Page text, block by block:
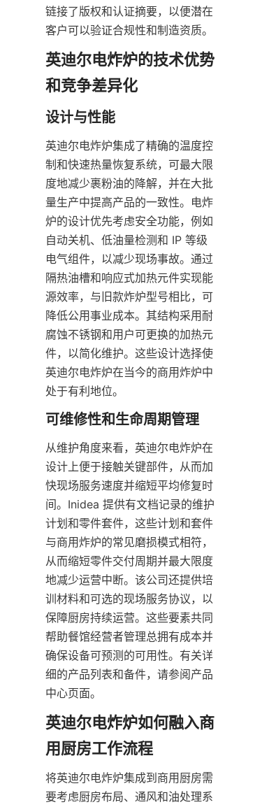
链接了版权和认证摘要，以便潜在
客户可以验证合规性和制造资质。
英迪尔电炸炉的技术优势
英迪尔电炸炉集成了精确的温度控
制和快速热量恢复系统，可最大限
度地减少裹粉油的降解，并在大批
量生产中提高产品的一致性。电炸
炉的设计优先考虑安全功能，例如
自动关机、低油量检测和 IP 等级
电气组件，以减少现场事故。通过
隔热油槽和响应式加热元件实现能
源效率，与旧款炸炉型号相比，可
降低公用事业成本。其结构采用耐
腐蚀不锈钢和用户可更换的加热元
件，以简化维护。这些设计选择使
英迪尔电炸炉在当今的商用炸炉中
处于有利地位。
从维护角度来看，英迪尔电炸炉在
设计上便于接触关键部件，从而加
快现场服务速度并缩短平均修复时
间。Inidea 提供有文档记录的维护
计划和零件套件，这些计划和套件
与商用炸炉的常见磨损模式相符，
从而缩短零件交付周期并最大限度
地减少运营中断。该公司还提供培
训材料和可选的现场服务协议，以
保障厨房持续运营。这些要素共同
帮助餐馆经营者管理总拥有成本并
确保设备可预测的可用性。有关详
细的产品列表和备件，请参阅产品
中心页面。
英迪尔电炸炉如何融入商
将英迪尔电炸炉集成到商用厨房需
要考虑厨房布局、通风和油处理系